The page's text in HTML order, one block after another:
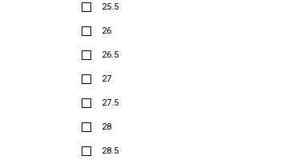
25.5
26
26.5
27
27.5
28
28.5